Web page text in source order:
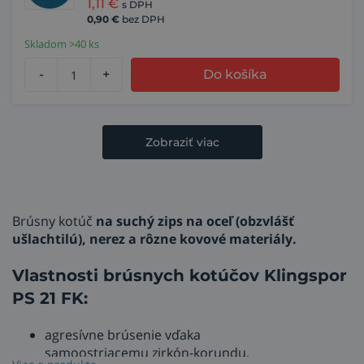
1,11 € s DPH
0,90 € bez DPH
Skladom >40 ks
- + Do košíka
Zobraziť viac
Brúsny kotúč na suchý zips na oceľ (obzvlášť
ušlachtilú), nerez a rôzne kovové materiály.
Vlastnosti brúsnych kotúčov Klingspor
PS 21 FK:
agresívne brúsenie vďaka
samoostriacemu zirkón-korundu,